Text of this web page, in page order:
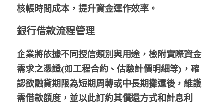
核帳時間成本，提升資金運作效率。
銀行借款流程管理
企業將依據不同授信類別與用途，檢附實際資金
需求之憑證(如工程合約、估驗計價明細等)，確
認欲融貸期限為短期周轉或中長期攤還後，維護
需借款額度，並以此訂約其償還方式和計息利